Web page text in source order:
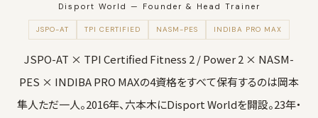
Disport World — Founder & Head Trainer
JSPO-AT TPI CERTIFIED NASM-PES INDIBA PRO MAX
JSPO-AT × TPI Certified Fitness 2 / Power 2 × NASM-
PES × INDIBA PRO MAXの4資格をすべて保有するのは岡本
隼人ただ一人。2016年、六本木にDisport Worldを開設。23年・